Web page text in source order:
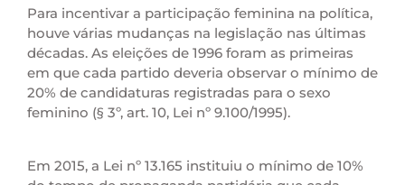
Para incentivar a participação feminina na política,
houve várias mudanças na legislação nas últimas
décadas. As eleições de 1996 foram as primeiras
em que cada partido deveria observar o mínimo de
20% de candidaturas registradas para o sexo
feminino (§ 3º, art. 10, Lei nº 9.100/1995).
Em 2015, a Lei nº 13.165 instituiu o mínimo de 10%